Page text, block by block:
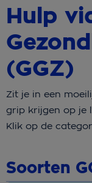
Hulp
(GGZ)
Zit je in een
grip krijgen op je
Klik op de
Soorten